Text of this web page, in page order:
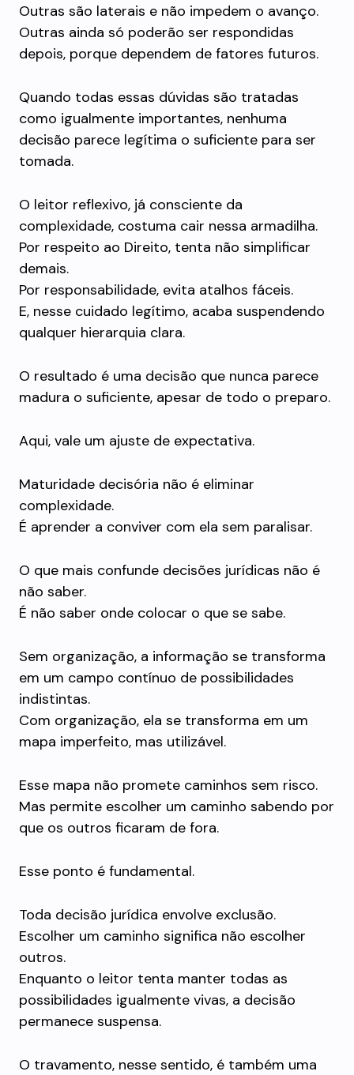
Outras são laterais e não impedem o avanço.
Outras ainda só poderão ser respondidas
depois, porque dependem de fatores futuros.
Quando todas essas dúvidas são tratadas
como igualmente importantes, nenhuma
decisão parece legítima o suficiente para ser
tomada.
O leitor reflexivo, já consciente da
complexidade, costuma cair nessa armadilha.
Por respeito ao Direito, tenta não simplificar
demais.
Por responsabilidade, evita atalhos fáceis.
E, nesse cuidado legítimo, acaba suspendendo
qualquer hierarquia clara.
O resultado é uma decisão que nunca parece
madura o suficiente, apesar de todo o preparo.
Aqui, vale um ajuste de expectativa.
Maturidade decisória não é eliminar
complexidade.
É aprender a conviver com ela sem paralisar.
O que mais confunde decisões jurídicas não é
não saber.
É não saber onde colocar o que se sabe.
Sem organização, a informação se transforma
em um campo contínuo de possibilidades
indistintas.
Com organização, ela se transforma em um
mapa imperfeito, mas utilizável.
Esse mapa não promete caminhos sem risco.
Mas permite escolher um caminho sabendo por
que os outros ficaram de fora.
Esse ponto é fundamental.
Toda decisão jurídica envolve exclusão.
Escolher um caminho significa não escolher
outros.
Enquanto o leitor tenta manter todas as
possibilidades igualmente vivas, a decisão
permanece suspensa.
O travamento, nesse sentido, é também uma